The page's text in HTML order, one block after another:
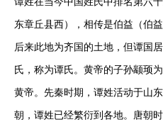
东章丘县西），相传是伯益（伯
后来此地为齐国的土地，但谭国
氏，称为谭氏。黄帝的子孙颛顼
黄帝。先秦时期，谭姓活动于山
朝，谭姓已经繁衍到各地。唐朝